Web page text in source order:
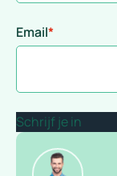
Email*